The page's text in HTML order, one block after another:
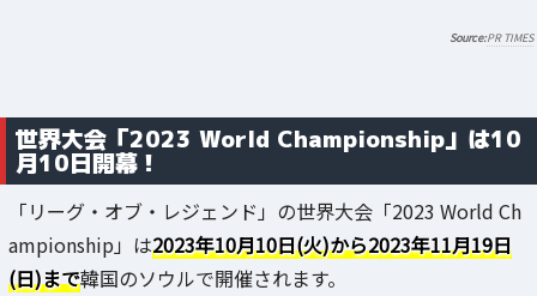
PR TIMES
世界大会「2023 World Championship」は10
月10日開幕！
「リーグ・オブ・レジェンド」の世界大会「2023 World Ch
ampionship」は2023年10月10日(火)から2023年11月19日
(日)まで韓国のソウルで開催されます。